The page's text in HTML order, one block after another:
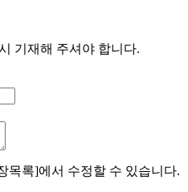
기재해 주셔야 합니다.
목록]에서 수정할 수 있습니다.